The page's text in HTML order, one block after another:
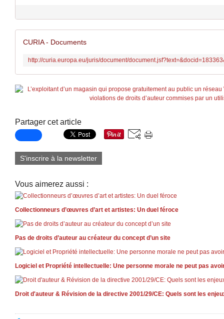
CURIA - Documents
Partager cet article
S'inscrire à la newsletter
Vous aimerez aussi :
Collectionneurs d’œuvres d’art et artistes: Un duel féroce
Pas de droits d’auteur au créateur du concept d’un site
Logiciel et Propriété intellectuelle: Une personne morale ne peut pas
Droit d'auteur & Révision de la directive 2001/29/CE: Quels sont les